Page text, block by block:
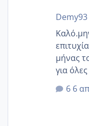
Demy93
μήνας
για
@Elk
@Zenia
6